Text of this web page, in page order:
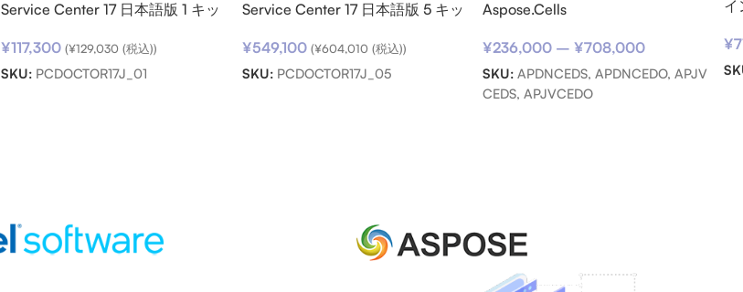
Service Center 17 日本語版 1 キッ
¥117,300 (¥129,030 (税込))
SKU: PCDOCTOR17J_01
Service Center 17 日本語版 5 キッ
¥549,100 (¥604,010(税込))
SKU: PCDOCTOR17J_05
Aspose.Cells
¥236,000 –¥708,000
SKU:APDNCEDS, APDNCEDO, APJV
CEDS, APJVCEDO
イ
用)
¥